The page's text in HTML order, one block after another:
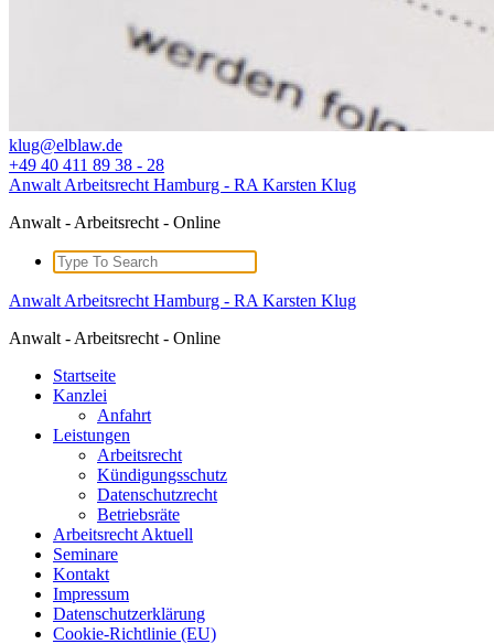
klug@elblaw.de
+49 40 411 89 38 - 28
Anwalt Arbeitsrecht Hamburg - RA Karsten Klug
Anwalt - Arbeitsrecht - Online
Search
for:
Anwalt Arbeitsrecht Hamburg - RA Karsten Klug
Anwalt - Arbeitsrecht - Online
Startseite
Kanzlei
Anfahrt
Leistungen
Arbeitsrecht
Kündigungsschutz
Datenschutzrecht
Betriebsräte
Arbeitsrecht Aktuell
Seminare
Kontakt
Impressum
Datenschutzerklärung
Cookie-Richtlinie (EU)